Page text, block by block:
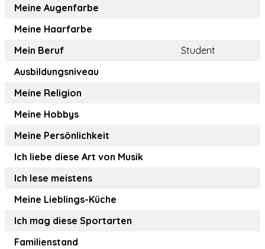
Meine Augenfarbe
Meine Haarfarbe
Mein Beruf
Student
Ausbildungsniveau
Meine Religion
Meine Hobbys
Meine Persönlichkeit
Ich liebe diese Art von Musik
Ich lese meistens
Meine Lieblings-Küche
Ich mag diese Sportarten
Familienstand